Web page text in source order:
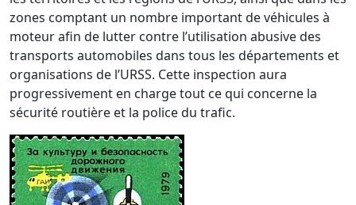
zones comptant un nombre important de véhicules à
moteur afin de lutter contre l’utilisation abusive des
transports automobiles dans tous les départements et
organisations de l’URSS. Cette inspection aura
progressivement en charge tout ce qui concerne la
sécurité routière et la police du trafic.